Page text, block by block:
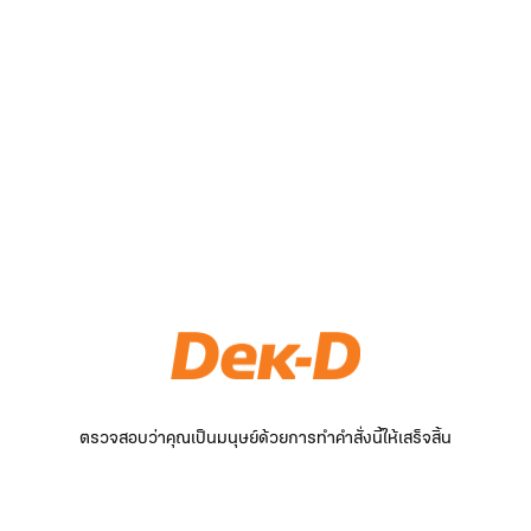
ตรวจสอบว่าคุณเป็นมนุษย์ด้วยการทำคำสั่งนี้ให้เสร็จสิ้น